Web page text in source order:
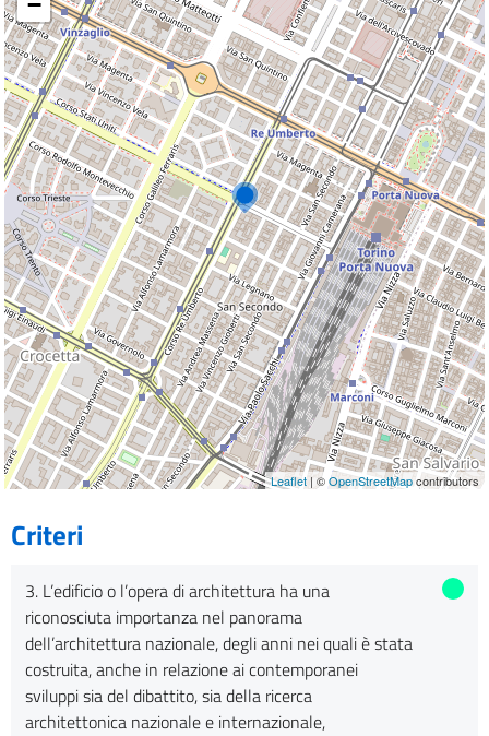
Leaflet | ©OpenStreetMapcontributors
Criteri
3. L’edificio o l’opera di architettura ha una
riconosciuta importanza nel panorama
dell’architettura nazionale, degli anni nei quali è stata
costruita, anche in relazione ai contemporanei
sviluppi sia del dibattito, sia della ricerca
architettonica nazionale e internazionale,